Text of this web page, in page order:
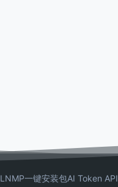
LNMP一键安装包AI Token API